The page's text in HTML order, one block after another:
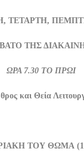
ΤΕΤΑΡΤΗ,
ΤΗΣ
ΩΡΑ 7.30 ΤΟ ΠΡΩΙ
και Θεία
ΤΟΥ ΘΩΜΑ (1